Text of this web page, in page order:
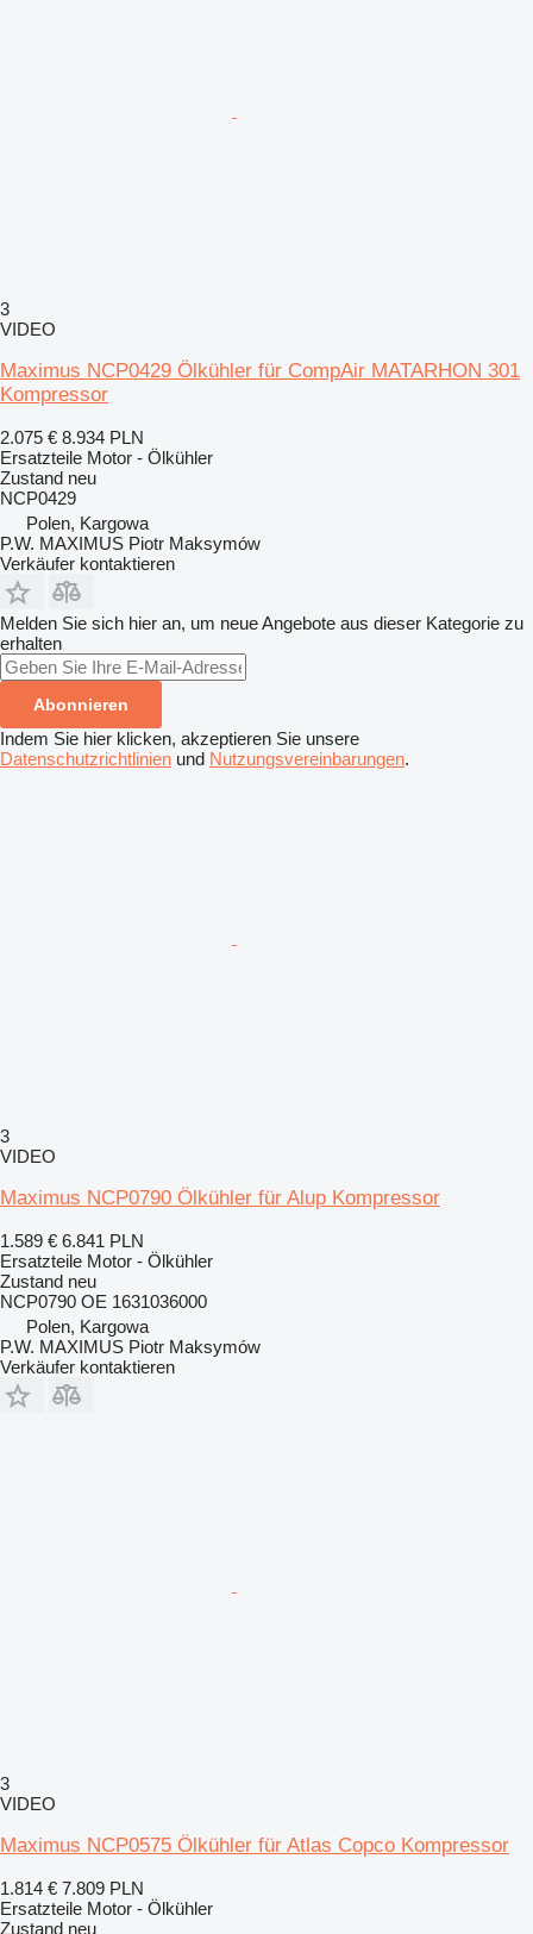
3
VIDEO
Maximus NCP0429 Ölkühler für CompAir MATARHON 301
Kompressor
2.075 € 8.934 PLN
Ersatzteile Motor - Ölkühler
Zustand neu
NCP0429
Polen, Kargowa
P.W. MAXIMUS Piotr Maksymów
Verkäufer kontaktieren
Melden Sie sich hier an, um neue Angebote aus dieser Kategorie zu
erhalten
Abonnieren
Indem Sie hier klicken, akzeptieren Sie unsere
Datenschutzrichtlinien und Nutzungsvereinbarungen.
3
VIDEO
Maximus NCP0790 Ölkühler für Alup Kompressor
1.589 € 6.841 PLN
Ersatzteile Motor - Ölkühler
Zustand neu
NCP0790 OE 1631036000
Polen, Kargowa
P.W. MAXIMUS Piotr Maksymów
Verkäufer kontaktieren
3
VIDEO
Maximus NCP0575 Ölkühler für Atlas Copco Kompressor
1.814 € 7.809 PLN
Ersatzteile Motor - Ölkühler
Zustand neu